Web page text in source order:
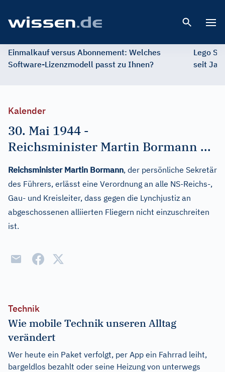
Einmalkauf versus Abonnement: Welches
Software-Lizenzmodell passt zu Ihnen?
Lego
seit
Kalender
30. Mai 1944 -
Reichsminister Martin Bormann ...
Reichsminister Martin Bormann, der persönliche Sekretär
des Führers, erlässt eine Verordnung an alle NS-Reichs-,
Gau- und Kreisleiter, dass gegen die Lynchjustiz an
abgeschossenen alliierten Fliegern nicht einzuschreiten
ist.
Technik
Wie mobile Technik unseren Alltag
verändert
Wer heute ein Paket verfolgt, per App ein Fahrrad leiht,
bargeldlos bezahlt oder seine Heizung von unterwegs